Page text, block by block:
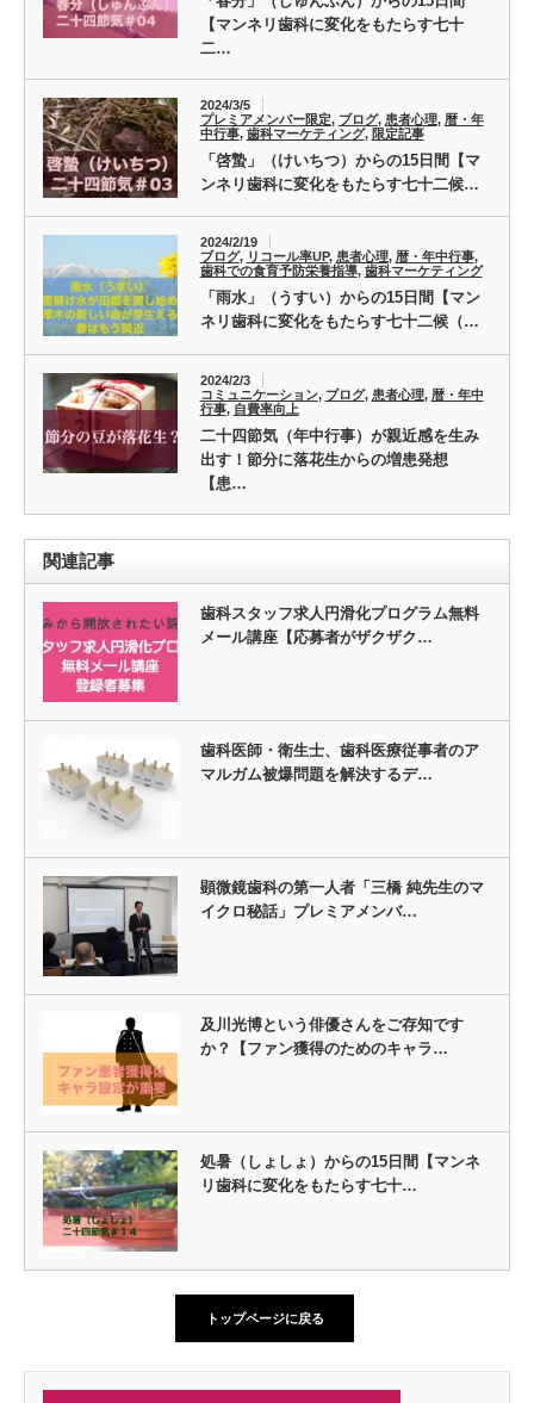
【マンネリ歯科に変化をもたらす七十
二…
2024/3/5
プレミアメンバー限定, ブログ, 患者心理, 暦・年
中行事, 歯科マーケティング, 限定記事
「啓蟄」（けいちつ）からの15日間【マ
ンネリ歯科に変化をもたらす七十二候…
2024/2/19
ブログ, リコール率UP, 患者心理, 暦・年中行事,
歯科での食育予防栄養指導, 歯科マーケティング
「雨水」（うすい）からの15日間【マン
ネリ歯科に変化をもたらす七十二候（…
2024/2/3
コミュニケーション, ブログ, 患者心理, 暦・年中
行事, 自費率向上
二十四節気（年中行事）が親近感を生み
出す！節分に落花生からの増患発想
【患…
関連記事
歯科スタッフ求人円滑化プログラム無料
メール講座【応募者がザクザク…
歯科医師・衛生士、歯科医療従事者のア
マルガム被爆問題を解決するデ…
顕微鏡歯科の第一人者「三橋 純先生のマ
イクロ秘話」プレミアメンバ…
及川光博という俳優さんをご存知です
か？【ファン獲得のためのキャラ…
処暑（しょしょ）からの15日間【マンネ
リ歯科に変化をもたらす七十…
トップページに戻る